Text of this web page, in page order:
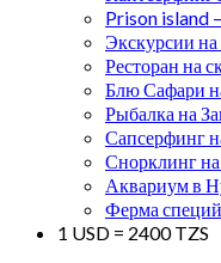
Prison island
Экскурсии на
Ресторан на
Блю Сафари
Рыбалка на
Сапсерфинг
Снорклинг на
Аквариум в
Ферма специй
1 USD = 2400 TZS